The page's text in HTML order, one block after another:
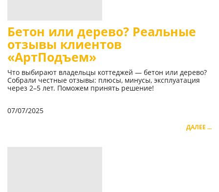
Бетон или дерево? Реальные
отзывы клиентов
«АртПодъем»
Что выбирают владельцы коттеджей — бетон или дерево?
Собрали честные отзывы: плюсы, минусы, эксплуатация
через 2–5 лет. Поможем принять решение!
07/07/2025
ДАЛЕЕ ...